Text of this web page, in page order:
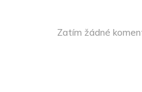
Zatím žádné